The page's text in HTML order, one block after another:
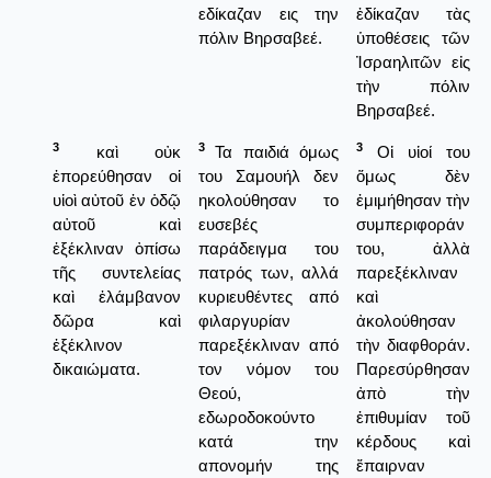
εδίκαζαν εις την
πόλιν Βηρσαβεέ.
ἐδίκαζαν τὰς
ὑποθέσεις τῶν
Ἰσραηλιτῶν εἰς
τὴν πόλιν
Βηρσαβεέ.
3
καὶ οὐκ
ἐπορεύθησαν οἱ
υἱοὶ αὐτοῦ ἐν ὁδῷ
αὐτοῦ καὶ
ἐξέκλιναν ὀπίσω
τῆς συντελείας
καὶ ἐλάμβανον
δῶρα καὶ
ἐξέκλινον
δικαιώματα.
3
Τα παιδιά όμως
του Σαμουήλ δεν
ηκολούθησαν το
ευσεβές
παράδειγμα του
πατρός των, αλλά
κυριευθέντες από
φιλαργυρίαν
παρεξέκλιναν από
τον νόμον του
Θεού,
εδωροδοκούντο
κατά την
απονομήν της
3
Οἱ υἱοί του
ὅμως δὲν
ἐμιμήθησαν τὴν
συμπεριφοράν
του, ἀλλὰ
παρεξέκλιναν
καὶ
ἀκολούθησαν
τὴν διαφθοράν.
Παρεσύρθησαν
ἀπὸ τὴν
ἐπιθυμίαν τοῦ
κέρδους καὶ
ἔπαιρναν